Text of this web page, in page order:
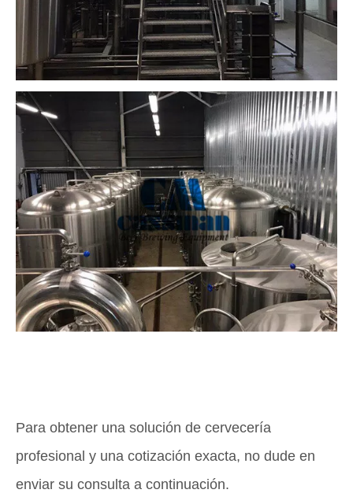
Para obtener una solución de cervecería
profesional y una cotización exacta, no dude en
enviar su consulta a continuación.